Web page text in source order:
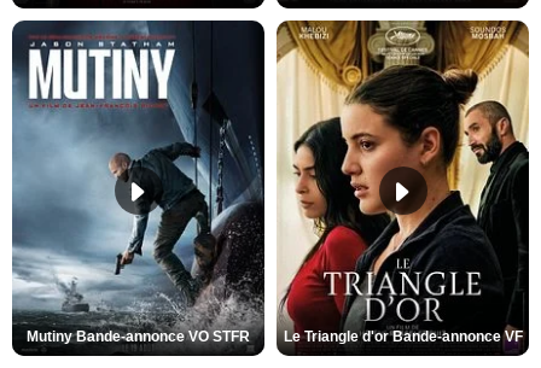
Mutiny Bande-annonce VO STFR Le Triangle d'or Bande-annonce VF